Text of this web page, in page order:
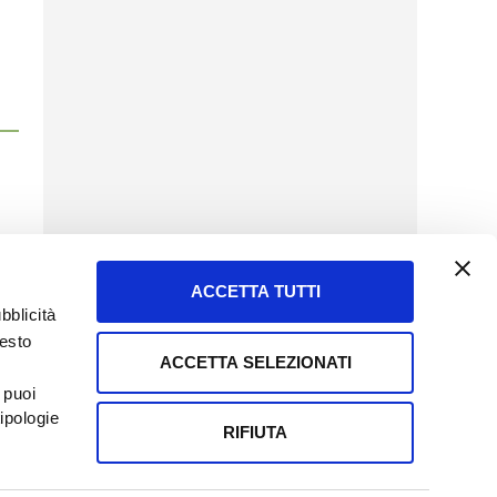
ACCETTA TUTTI
ACCETTA SELEZIONATI
RIFIUTA
SERVIZIO CLIENTI
Tel + 39.045.8009480
clienti@informatoreagrario.it